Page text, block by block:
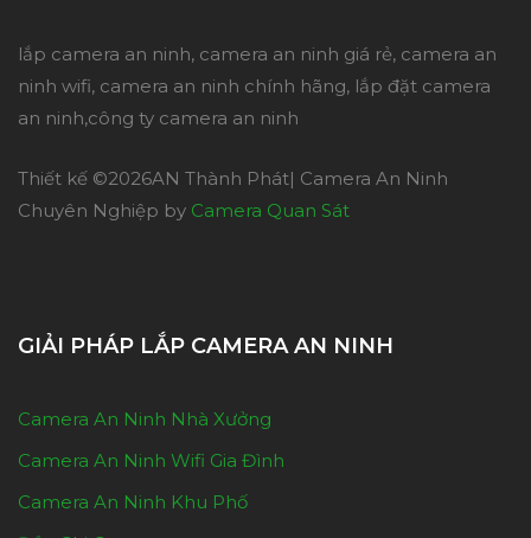
lắp camera an ninh, camera an ninh giá rẻ, camera an
ninh wifi, camera an ninh chính hãng, lắp đặt camera
an ninh,công ty camera an ninh
Thiết kế ©2026AN Thành Phát| Camera An Ninh
Chuyên Nghiệp by Camera Quan Sát
GIẢI PHÁP LẮP CAMERA AN NINH
Camera An Ninh Nhà Xưởng
Camera An Ninh Wifi Gia Đình
Camera An Ninh Khu Phố